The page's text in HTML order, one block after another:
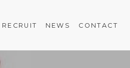
RECRUIT NEWS CONTACT